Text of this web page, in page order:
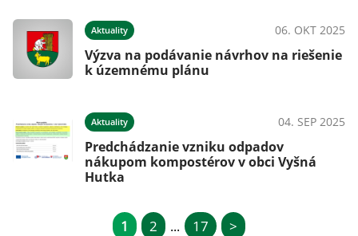
Aktuality 06. OKT 2025
Výzva na podávanie návrhov na riešenie
k územnému plánu
Aktuality 04. SEP 2025
Predchádzanie vzniku odpadov
nákupom kompostérov v obci Vyšná
Hutka
1 2 ... 17 >